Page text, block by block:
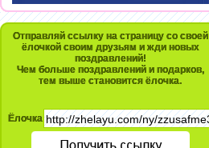
Отправляй ссылку на страницу со своей
ёлочкой своим друзьям и жди новых
поздравлений!
Чем больше поздравлений и подарков,
тем выше становится ёлочка.
Ёлочка